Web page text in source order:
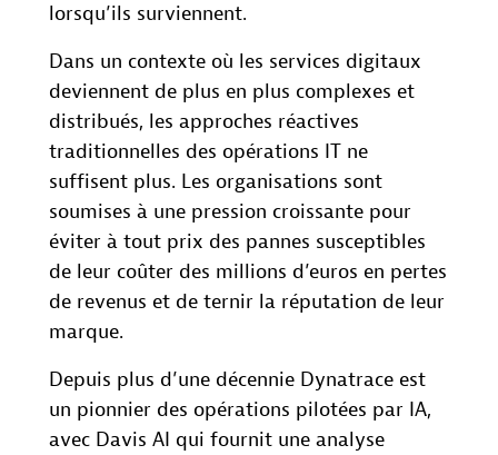
lorsqu’ils surviennent.
Dans un contexte où les services digitaux
deviennent de plus en plus complexes et
distribués, les approches réactives
traditionnelles des opérations IT ne
suffisent plus. Les organisations sont
soumises à une pression croissante pour
éviter à tout prix des pannes susceptibles
de leur coûter des millions d’euros en pertes
de revenus et de ternir la réputation de leur
marque.
Depuis plus d’une décennie Dynatrace est
un pionnier des opérations pilotées par IA,
avec Davis AI qui fournit une analyse